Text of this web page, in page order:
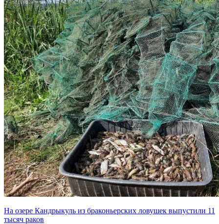
На озере Кандрыкуль из браконьерских ловушек выпустили 11
тысяч раков